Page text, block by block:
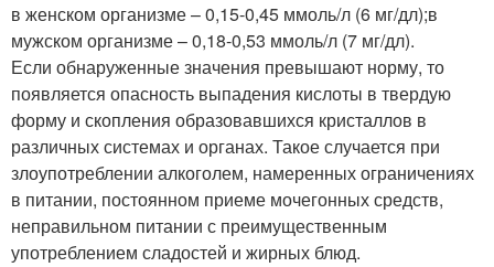
в женском организме – 0,15-0,45 ммоль/л (6 мг/дл);в
мужском организме – 0,18-0,53 ммоль/л (7 мг/дл).
Если обнаруженные значения превышают норму, то
появляется опасность выпадения кислоты в твердую
форму и скопления образовавшихся кристаллов в
различных системах и органах. Такое случается при
злоупотреблении алкоголем, намеренных ограничениях
в питании, постоянном приеме мочегонных средств,
неправильном питании с преимущественным
употреблением сладостей и жирных блюд.